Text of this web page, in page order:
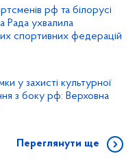
рф та білорусі
Рада ухвалила
спортивних федерацій
у захисті культурної
з боку рф: Верховна
Переглянути ще